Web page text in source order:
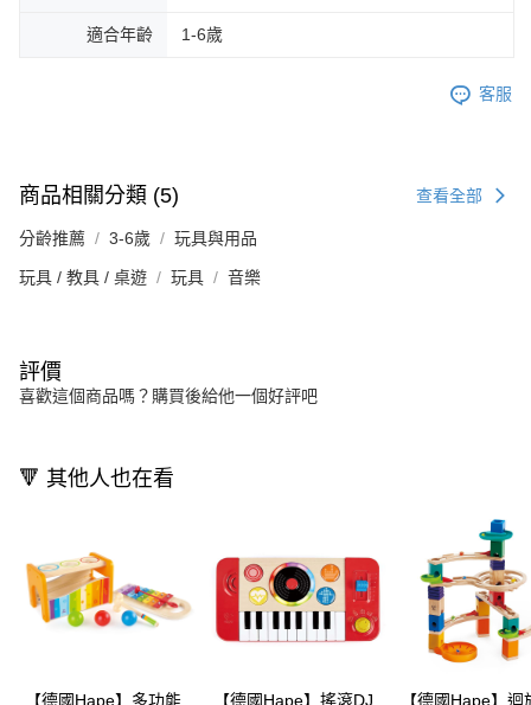
適合年齡 1-6歲
客服
商品相關分類 (5) 查看全部
分齡推薦 3-6歲 玩具與用品
玩具 / 教具 / 桌遊 玩具 音樂
評價
喜歡這個商品嗎？購買後給他一個好評吧
🔻 其他人也在看
【德國Hape】多功能 【德國Hape】搖滾DJ 【德國Hape】迴